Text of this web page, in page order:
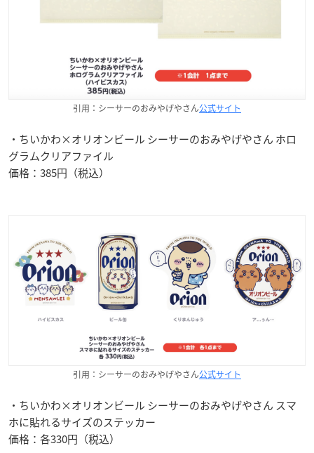
引用：シーサーのおみやげやさん公式サイト
・ちいかわ×オリオンビール シーサーのおみやげやさん ホロ
グラムクリアファイル
価格：385円（税込）
引用：シーサーのおみやげやさん公式サイト
・ちいかわ×オリオンビール シーサーのおみやげやさん スマ
ホに貼れるサイズのステッカー
価格：各330円（税込）